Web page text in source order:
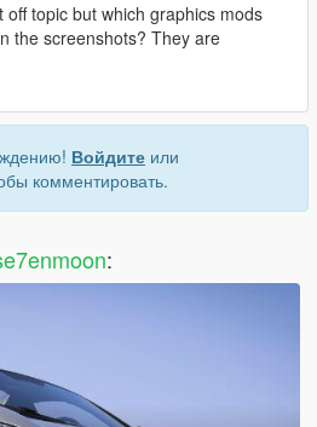
off topic but which graphics mods
the screenshots? They are
Войдите или
комментировать.
: